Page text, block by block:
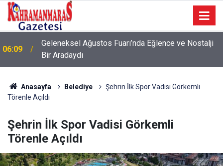
06:09
Geleneksel Ağustos Fuarı’nda Eğlence ve Nostalji
Bir Aradaydı
Anasayfa Belediye
Şehrin İlk Spor Vadisi Görkemli
Törenle Açıldı
Şehrin İlk Spor Vadisi Görkemli
Törenle Açıldı